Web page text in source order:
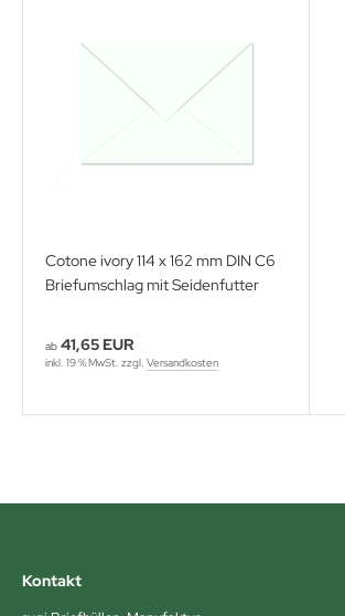
Cotone ivory 114 x 162 mm DIN C6
Briefumschlag mit Seidenfutter
ab 41,65 EUR
inkl. 19 % MwSt. zzgl. Versandkosten
Kontakt